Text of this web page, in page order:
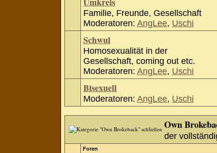
Familie, Freunde, Gesellschaft
Moderatoren: AngLee, Uschi
Schwul
Homosexualität in der
Gesellschaft, coming out etc.
Moderatoren: AngLee, Uschi
Bisexuell
Moderatoren: AngLee, Uschi
Own
der
Foren